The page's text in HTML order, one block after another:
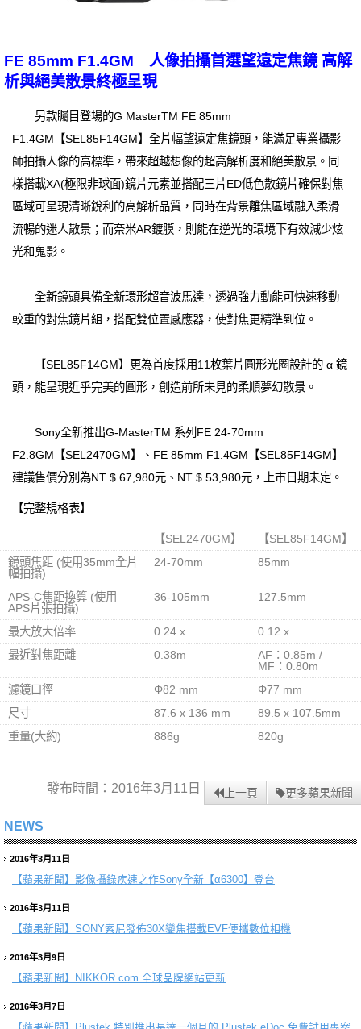
FE 85mm F1.4GM 人像拍攝首選望遠定焦鏡 高解
析與絕美散景終極呈現
另款矚目登場的G MasterTM FE 85mm
F1.4GM【SEL85F14GM】全片幅望遠定焦鏡頭，能滿足專業攝影
師拍攝人像的高標準，帶來超越想像的超高解析度和絕美散景。同
樣搭載XA(極限非球面)鏡片元素並搭配三片ED低色散鏡片確保對焦
區域可呈現清晰銳利的高解析品質，同時在背景離焦區域融入柔滑
流暢的迷人散景；而奈米AR鍍膜，則能在逆光的環境下有效減少炫
光和鬼影。
全新鏡頭具備全新環形超音波馬達，透過強力動能可快速移動
較重的對焦鏡片組，搭配雙位置感應器，使對焦更精準到位。
【SEL85F14GM】更為首度採用11枚葉片圓形光圈設計的 α 鏡
頭，能呈現近乎完美的圓形，創造前所未見的柔順夢幻散景。
Sony全新推出G-MasterTM 系列FE 24-70mm
F2.8GM【SEL2470GM】、FE 85mm F1.4GM【SEL85F14GM】
建議售價分別為NT $ 67,980元、NT $ 53,980元，上市日期未定。
【完整規格表】
【SEL2470GM】
【SEL85F14GM】
鏡頭焦距 (使用35mm全片
幅拍攝)
24-70mm 85mm
APS-C焦距換算 (使用
APS片張拍攝)
36-105mm 127.5mm
最大放大倍率 0.24 x
0.12 x
最近對焦距離
0.38m
AF：0.85m /
MF：0.80m
濾鏡口徑
Φ82 mm
Φ77 mm
尺寸
87.6 x 136 mm
89.5 x 107.5mm
重量(大約)
886g 820g
發布時間：2016年3月11日 上一頁 更多蘋果新聞
NEWS
2016年3月11日
【蘋果新聞】 影像攝錄疾速之作Sony全新【α6300】登台
2016年3月11日
【蘋果新聞】 SONY索尼發佈30X變焦搭載EVF便攜數位相機
2016年3月9日
【蘋果新聞】 NIKKOR.com 全球品牌網站更新
2016年3月7日